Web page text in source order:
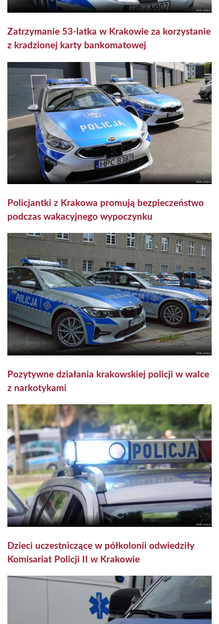
Zatrzymanie 53-latka w Krakowie za korzystanie
z kradzionej karty bankomatowej
Policjantki z Krakowa promują bezpieczeństwo
podczas wakacyjnego wypoczynku
Pozytywne działania krakowskiej policji w walce
z narkotykami
Dzieci uczestniczące w półkolonii odwiedziły
Komisariat Policji II w Krakowie